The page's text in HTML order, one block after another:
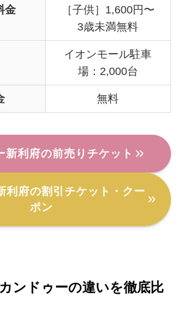
金
［子供］1,600円〜
3歳未満無料
イオンモール駐車
場：2,000台
無料
新利府の前売りチケット
利府の割引チケット・クー
ポン
ンドゥーの違いを徹底比